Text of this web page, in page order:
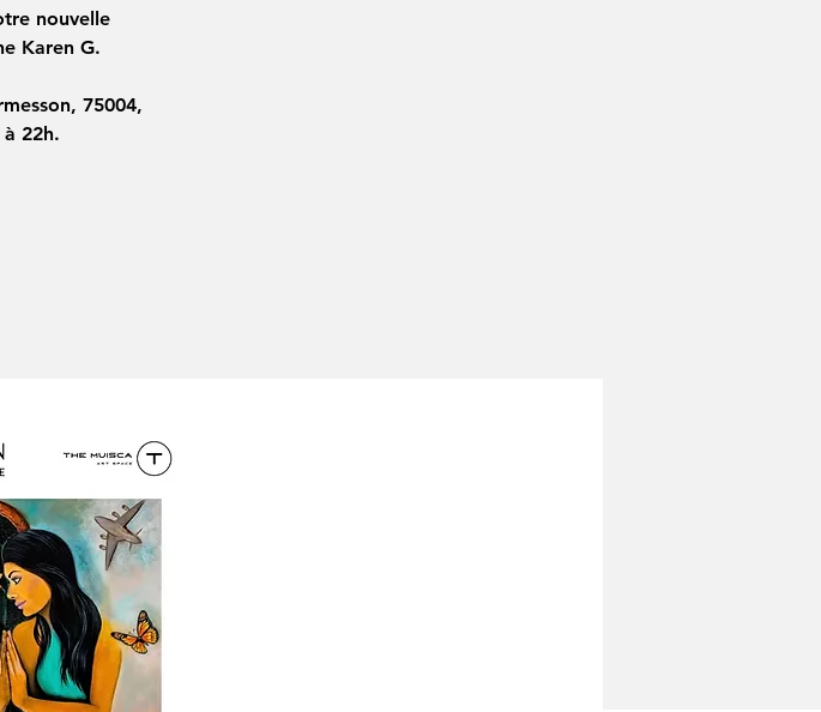
nouvelle
Karen G.
75004,
22h.